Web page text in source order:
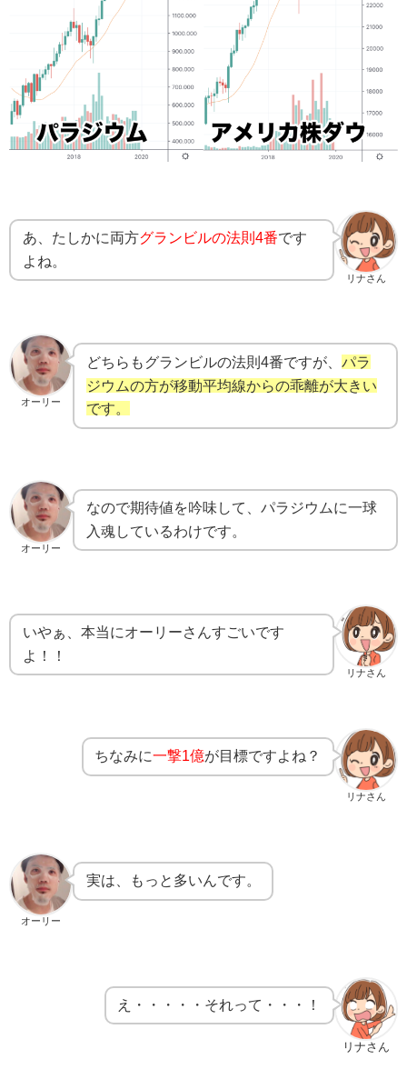
リナさん
あ、たしかに両方グランビルの法則4番です
よね。
オーリー
どちらもグランビルの法則4番ですが、 パラ
ジウムの方が移動平均線からの乖離が大きい
です。
オーリー
なので期待値を吟味して、パラジウムに一球
入魂しているわけです。
リナさん
いやぁ、本当にオーリーさんすごいです
よ！！
リナさん
ちなみに一撃1億が目標ですよね？
オーリー
実は、もっと多いんです。
リナさん
え・・・・・それって・・・！